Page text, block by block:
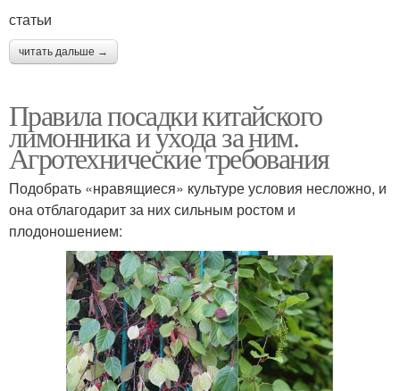
статьи
читать дальше →
Правила посадки китайского
лимонника и ухода за ним.
Агротехнические требования
Подобрать «нравящиеся» культуре условия несложно, и
она отблагодарит за них сильным ростом и
плодоношением: